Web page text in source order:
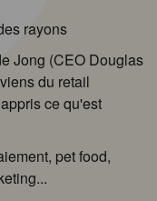
rayons
Jong (CEO Douglas
du retail
ce qu'est
pet food,